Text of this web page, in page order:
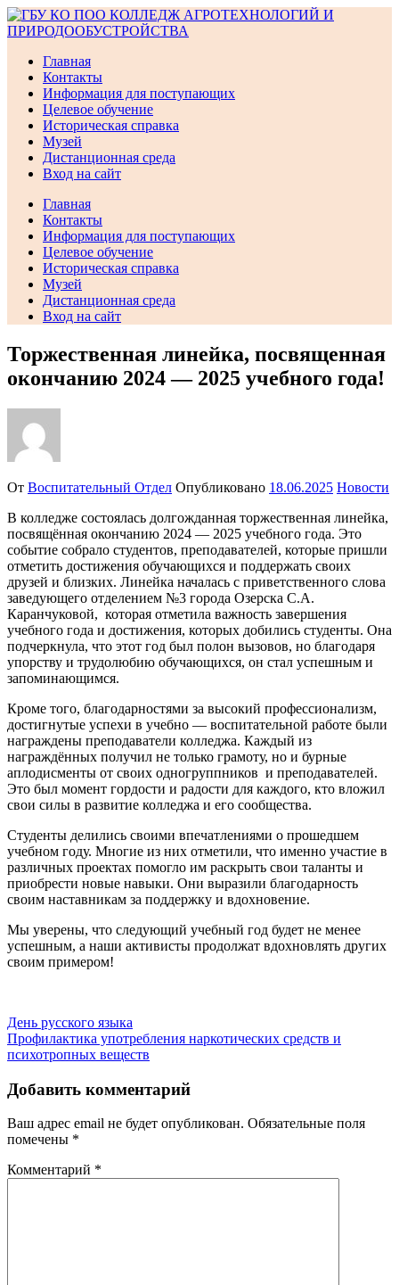
Перейти
к
Главная
Контакты
Информация для поступающих
Целевое обучение
Историческая справка
Музей
Дистанционная среда
Вход на сайт
Главная
Контакты
Информация для поступающих
Целевое обучение
Историческая справка
Музей
Дистанционная среда
Вход на сайт
Торжественная линейка, посвященная
окончанию 2024 — 2025 учебного года!
От Воспитательный Отдел Опубликовано 18.06.2025 Новости
В колледже состоялась долгожданная торжественная линейка,
посвящённая окончанию 2024 — 2025 учебного года. Это
событие собрало студентов, преподавателей, которые пришли
отметить достижения обучающихся и поддержать своих
друзей и близких. Линейка началась с приветственного слова
заведующего отделением №3 города Озерска С.А.
Каранчуковой, которая отметила важность завершения
учебного года и достижения, которых добились студенты. Она
подчеркнула, что этот год был полон вызовов, но благодаря
упорству и трудолюбию обучающихся, он стал успешным и
запоминающимся.
Кроме того, благодарностями за высокий профессионализм,
достигнутые успехи в учебно — воспитательной работе были
награждены преподаватели колледжа. Каждый из
награждённых получил не только грамоту, но и бурные
аплодисменты от своих одногруппников и преподавателей.
Это был момент гордости и радости для каждого, кто вложил
свои силы в развитие колледжа и его сообщества.
Студенты делились своими впечатлениями о прошедшем
учебном году. Многие из них отметили, что именно участие в
различных проектах помогло им раскрыть свои таланты и
приобрести новые навыки. Они выразили благодарность
своим наставникам за поддержку и вдохновение.
Мы уверены, что следующий учебный год будет не менее
успешным, а наши активисты продолжат вдохновлять других
своим примером!
Навигация
по
День русского языка
Профилактика употребления наркотических средств и
психотропных веществ
Добавить комментарий
Ваш адрес email не будет опубликован. Обязательные поля
помечены *
Комментарий *